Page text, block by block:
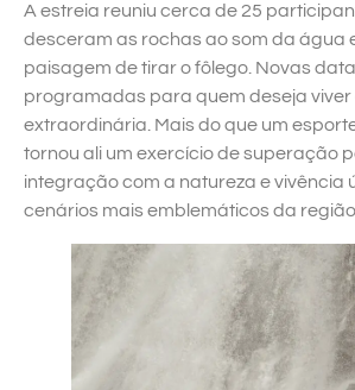
A estreia reuniu cerca de 25
desceram as rochas ao som da água
paisagem de tirar o fôlego. Novas
programadas para quem deseja viver
extraordinária. Mais do que um
tornou ali um exercício de superação
integração com a natureza e vivência
cenários mais emblemáticos da região.